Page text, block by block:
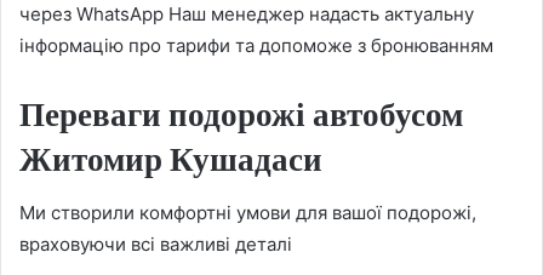
через WhatsApp Наш менеджер надасть актуальну
інформацію про тарифи та допоможе з бронюванням
Переваги подорожі автобусом
Житомир Кушадаси
Ми створили комфортні умови для вашої подорожі,
враховуючи всі важливі деталі